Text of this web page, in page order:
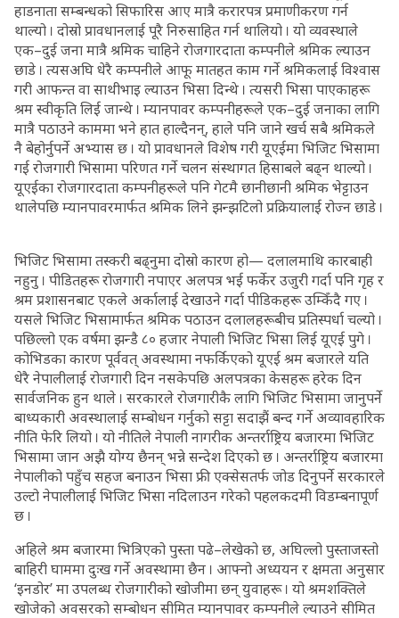
हाडनाता सम्बन्धको सिफारिस आए मात्रै करारपत्र प्रमाणीकरण गर्न
थाल्यो । दोस्रो प्रावधानलाई पूरै निरुसाहित गर्न थालियो । यो व्यवस्थाले
एक–दुई जना मात्रै श्रमिक चाहिने रोजगारदाता कम्पनीले श्रमिक ल्याउन
छाडे । त्यसअघि धेरै कम्पनीले आफू मातहत काम गर्ने श्रमिकलाई विश्वास
गरी आफन्त वा साथीभाइ ल्याउन भिसा दिन्थे । त्यसरी भिसा पाएकाहरू
श्रम स्वीकृति लिई जान्थे । म्यानपावर कम्पनीहरूले एक–दुई जनाका लागि
मात्रै पठाउने काममा भने हात हाल्दैनन्, हाले पनि जाने खर्च सबै श्रमिकले
नै बेहोर्नुपर्ने अभ्यास छ । यो प्रावधानले विशेष गरी यूएईमा भिजिट भिसामा
गई रोजगारी भिसामा परिणत गर्ने चलन संस्थागत हिसाबले बढ्न थाल्यो ।
यूएईका रोजगारदाता कम्पनीहरूले पनि गेटमै छानीछानी श्रमिक भेट्टाउन
थालेपछि म्यानपावरमार्फत श्रमिक लिने झन्झटिलो प्रक्रियालाई रोज्न छाडे ।
भिजिट भिसामा तस्करी बढ्नुमा दोस्रो कारण हो— दलालमाथि कारबाही
नहुनु । पीडितहरू रोजगारी नपाएर अलपत्र भई फर्केर उजुरी गर्दा पनि गृह र
श्रम प्रशासनबाट एकले अर्कालाई देखाउने गर्दा पीडिकहरू उम्किँदै गए ।
यसले भिजिट भिसामार्फत श्रमिक पठाउन दलालहरूबीच प्रतिस्पर्धा चल्यो ।
पछिल्लो एक वर्षमा झन्डै ८० हजार नेपाली भिजिट भिसा लिई यूएई पुगे ।
कोभिडका कारण पूर्ववत् अवस्थामा नफर्किएको यूएई श्रम बजारले यति
धेरै नेपालीलाई रोजगारी दिन नसकेपछि अलपत्रका केसहरू हरेक दिन
सार्वजनिक हुन थाले । सरकारले रोजगारीकै लागि भिजिट भिसामा जानुपर्ने
बाध्यकारी अवस्थालाई सम्बोधन गर्नुको सट्टा सदाझैं बन्द गर्ने अव्यावहारिक
नीति फेरि लियो । यो नीतिले नेपाली नागरीक अन्तर्राष्ट्रिय बजारमा भिजिट
भिसामा जान अझै योग्य छैनन् भन्ने सन्देश दिएको छ । अन्तर्राष्ट्रिय बजारमा
नेपालीको पहुँच सहज बनाउन भिसा फ्री एक्सेसतर्फ जोड दिनुपर्ने सरकारले
उल्टो नेपालीलाई भिजिट भिसा नदिलाउन गरेको पहलकदमी विडम्बनापूर्ण
छ ।
अहिले श्रम बजारमा भित्रिएको पुस्ता पढे–लेखेको छ, अघिल्लो पुस्ताजस्तो
बाहिरी घाममा दुःख गर्ने अवस्थामा छैन । आफ्नो अध्ययन र क्षमता अनुसार
‘इनडोर’ मा उपलब्ध रोजगारीको खोजीमा छन् युवाहरू । यो श्रमशक्तिले
खोजेको अवसरको सम्बोधन सीमित म्यानपावर कम्पनीले ल्याउने सीमित